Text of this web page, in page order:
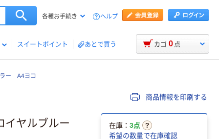
各種お手続き ヘルプ
スイートポイント あとで買う カゴ 0 点
ー A4ヨコ
商品情報を印刷する
ヤルブルー 在庫： 3点
希望の数量で在庫確認